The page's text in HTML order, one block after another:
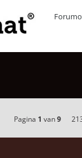
Pagina 1 van9